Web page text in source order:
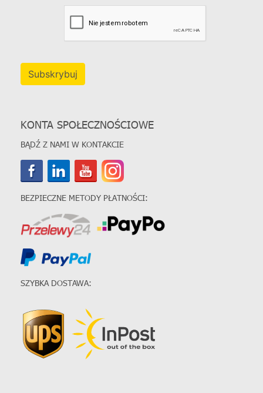
Subskrybuj
KONTA SPOŁECZNOŚCIOWE
BĄDŹ Z NAMI W KONTAKCIE
BEZPIECZNE METODY PŁATNOŚCI:
SZYBKA DOSTAWA: